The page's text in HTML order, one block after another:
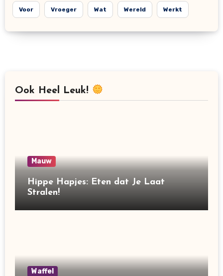
Voor Vroeger Wat Wereld Werkt
Ook Heel Leuk!
Mauw
Hippe Hapjes: Eten dat Je Laat
Stralen!
Waffel